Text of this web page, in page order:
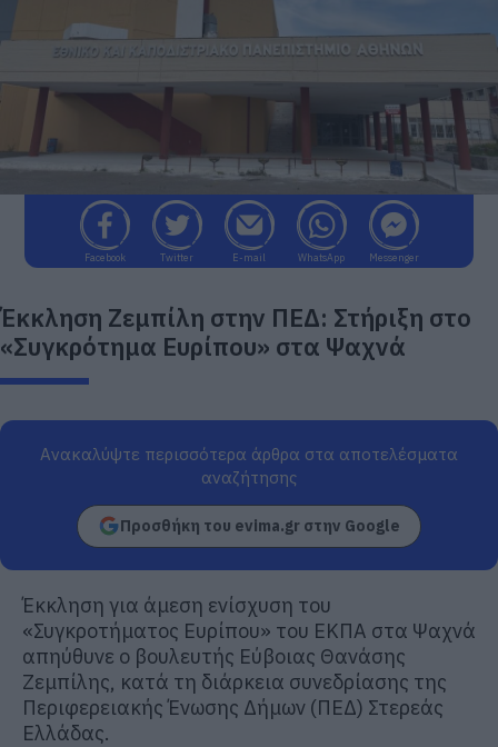
Facebook Twitter E-mail WhatsApp Messenger
Έκκληση Ζεμπίλη στην ΠΕΔ: Στήριξη στο
«Συγκρότημα Ευρίπου» στα Ψαχνά
Ανακαλύψτε περισσότερα άρθρα στα αποτελέσματα
αναζήτησης
Προσθήκη του evima.gr στην Google
Έκκληση για άμεση ενίσχυση του
«Συγκροτήματος Ευρίπου» του ΕΚΠΑ στα Ψαχνά
απηύθυνε ο βουλευτής Εύβοιας Θανάσης
Ζεμπίλης, κατά τη διάρκεια συνεδρίασης της
Περιφερειακής Ένωσης Δήμων (ΠΕΔ) Στερεάς
Ελλάδας.